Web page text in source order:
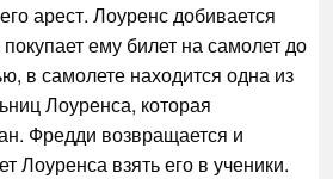
арест. Лоуренс добивается
ему билет на самолет до
в самолете находится одна из
Лоуренса, которая
Фредди возвращается и
Лоуренса взять его в ученики.